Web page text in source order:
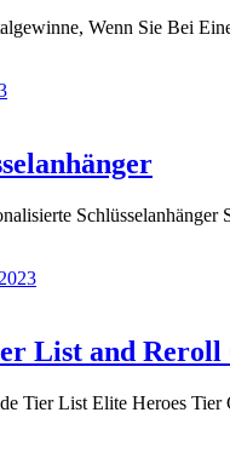
Wenn Sie Bei
List and Reroll
Tier List Elite Heroes